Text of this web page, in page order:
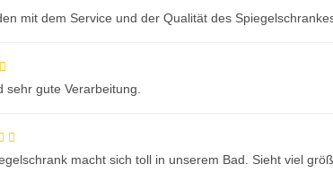
mit dem Service und der Qualität des
sehr gute Verarbeitung.
macht sich toll in unserem Bad. Sieht viel